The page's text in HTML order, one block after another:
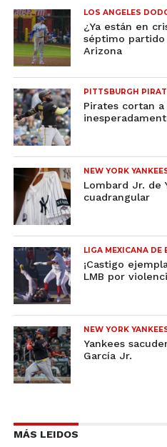
LOS ANGELES
¿Ya están en
séptimo
Arizona
PITTSBURGH
Pirates cortan
NEW YORK
Lombard Jr. de
cuadrangular
LIGA MEXICANA DE
¡Castigo
LMB por
NEW YORK
Yankees
García Jr.
MÁS LEIDOS